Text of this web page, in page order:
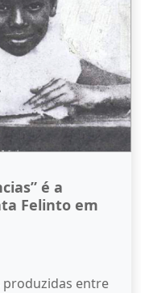
é a
Felinto em
entre